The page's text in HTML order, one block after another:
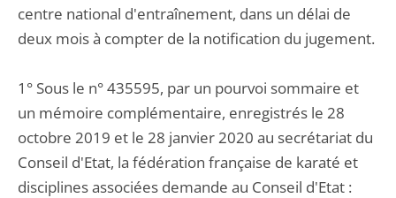
centre national d'entraînement, dans un délai de
deux mois à compter de la notification du jugement.
1° Sous le n° 435595, par un pourvoi sommaire et
un mémoire complémentaire, enregistrés le 28
octobre 2019 et le 28 janvier 2020 au secrétariat du
Conseil d'Etat, la fédération française de karaté et
disciplines associées demande au Conseil d'Etat :